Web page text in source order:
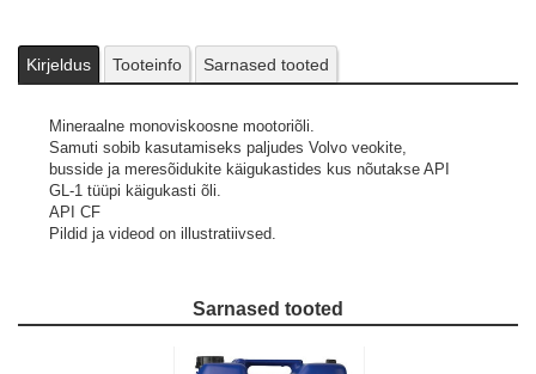
Kirjeldus Tooteinfo Sarnased tooted
Mineraalne monoviskoosne mootoriõli.
Samuti sobib kasutamiseks paljudes Volvo veokite,
busside ja meresõidukite käigukastides kus nõutakse API
GL-1 tüüpi käigukasti õli.
API CF
Pildid ja videod on illustratiivsed.
Sarnased tooted